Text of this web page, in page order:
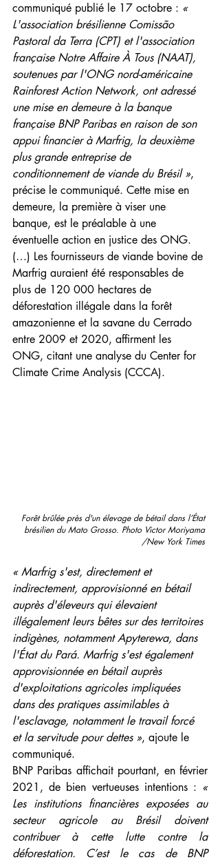
communiqué publié le 17 octobre : «
L'association brésilienne Comissão
Pastoral da Terra (CPT) et l'association
française Notre Affaire À Tous (NAAT),
soutenues par l'ONG nord-américaine
Rainforest Action Network, ont adressé
une mise en demeure à la banque
française BNP Paribas en raison de son
appui financier à Marfrig, la deuxième
plus grande entreprise de
conditionnement de viande du Brésil »,
précise le communiqué. Cette mise en
demeure, la première à viser une
banque, est le préalable à une
éventuelle action en justice des ONG.
(…) Les fournisseurs de viande bovine de
Marfrig auraient été responsables de
plus de 120 000 hectares de
déforestation illégale dans la forêt
amazonienne et la savane du Cerrado
entre 2009 et 2020, affirment les
ONG, citant une analyse du Center for
Climate Crime Analysis (CCCA).
Forêt brûlée près d'un élevage de bétail dans l’État
brésilien du Mato Grosso. Photo Victor Moriyama
/New York Times
« Marfrig s'est, directement et
indirectement, approvisionné en bétail
auprès d'éleveurs qui élevaient
illégalement leurs bêtes sur des territoires
indigènes, notamment Apyterewa, dans
l'État du Pará. Marfrig s'est également
approvisionnée en bétail auprès
d'exploitations agricoles impliquées
dans des pratiques assimilables à
l'esclavage, notamment le travail forcé
et la servitude pour dettes », ajoute le
communiqué.
BNP Paribas affichait pourtant, en février
2021, de bien vertueuses intentions : «
Les institutions financières exposées au
secteur agricole au Brésil doivent
contribuer à cette lutte contre la
déforestation. C’est le cas de BNP